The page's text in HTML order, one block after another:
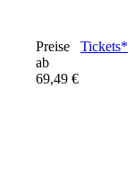
Preise
ab
69,49 €
Tickets*